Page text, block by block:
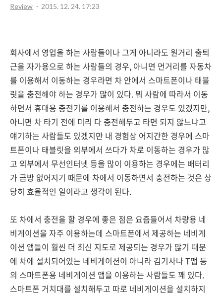
Review 2015. 12. 24. 17:23
회사에서 영업을 하는 사람들이나 그게 아니라도 원거리 출퇴
근을 자가용으로 하는 사람들의 경우, 아니면 먼거리를 자동차
를 이용해서 이동하는 경우라면 차 안에서 스마트폰이나 태블
릿을 충전해야 하는 경우가 많이 있다. 뭐 사람에 따라서 이동
하면서 휴대용 충전기를 이용해서 충전하는 경우도 있겠지만,
아니면 차 타기 전에 미리 다 충전해두고 타면 되지 않느냐고
얘기하는 사람들도 있겠지만 내 경험상 어지간한 경우에 스마
트폰이나 태블릿을 외부에서 쓰다가 차로 이동하는 경우가 많
고 외부에서 무선인터넷 등을 많이 이용하는 경우에는 배터리
가 금방 없어지기 때문에 차에서 이동하면서 충전하는 것은 상
당히 효율적인 일이라고 생각이 된다.
또 차에서 충전을 할 경우에 좋은 점은 요즘들어서 차량용 네
비게이션을 자주 이용하는데 스마트폰에서 제공하는 네비게
이션 앱들이 훨씬 더 최신 지도로 제공되는 경우가 많기 때문
에 차에 설치되어있는 네비게이션이 아니라 김기사나 T맵 등
의 스마트폰용 네비게이션 앱을 이용하는 사람들도 꽤 있다.
스마트폰 거치대를 설치해두고 따로 네비게이션을 설치하지